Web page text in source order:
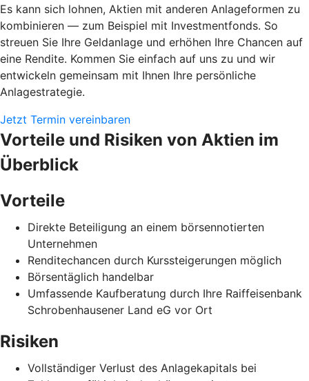
Es kann sich lohnen, Aktien mit anderen Anlageformen zu
kombinieren — zum Beispiel mit Investmentfonds. So
streuen Sie Ihre Geldanlage und erhöhen Ihre Chancen auf
eine Rendite. Kommen Sie einfach auf uns zu und wir
entwickeln gemeinsam mit Ihnen Ihre persönliche
Anlagestrategie.
Jetzt Termin vereinbaren
Vorteile und Risiken von Aktien im
Überblick
Vorteile
Direkte Beteiligung an einem börsennotierten
Unternehmen
Renditechancen durch Kurssteigerungen möglich
Börsentäglich handelbar
Umfassende Kaufberatung durch Ihre Raiffeisenbank
Schrobenhausener Land eG vor Ort
Risiken
Vollständiger Verlust des Anlagekapitals bei